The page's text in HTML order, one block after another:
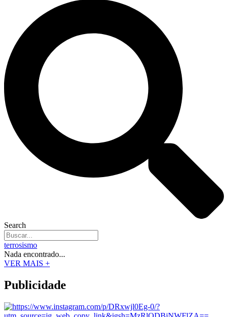
Search
terrosismo
Nada encontrado...
VER MAIS +
Publicidade